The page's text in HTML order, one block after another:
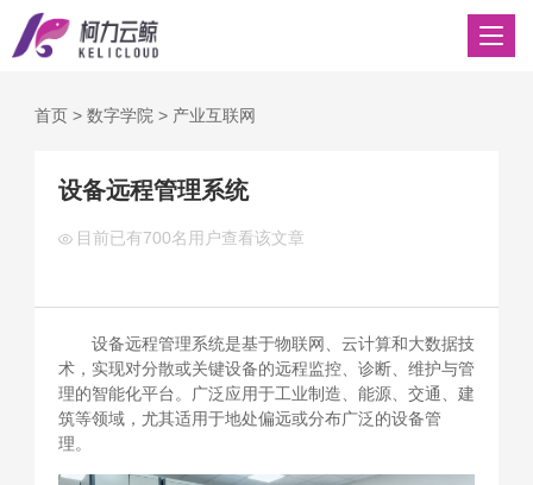
首页> 数字学院 > 产业互联网
设备远程管理系统
目前已有700名用户查看该文章
设备远程管理系统是基于物联网、云计算和大数据技
术，实现对分散或关键设备的远程监控、诊断、维护与管
理的智能化平台。广泛应用于工业制造、能源、交通、建
筑等领域，尤其适用于地处偏远或分布广泛的设备管
理。